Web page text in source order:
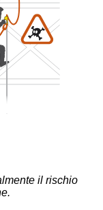
il rischio